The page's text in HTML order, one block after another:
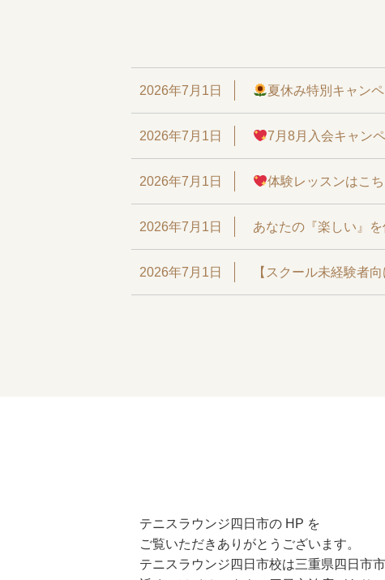
2026年7月1日 夏休み特別キャン
2026年7月1日 7月8月入会キャン
2026年7月1日 体験レッスンはこ
2026年7月1日 あなたの『楽しい』
2026年7月1日 【スクール未経験者
テニスラウンジ四日市の HP を
ご覧いただきありがとうございます。
テニスラウンジ四日市校は三重県四日市